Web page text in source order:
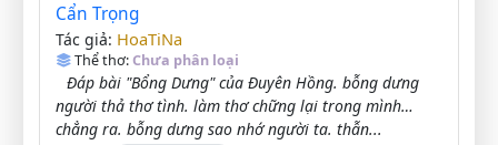
Cẩn Trọng
Tác giả: HoaTiNa
Thể thơ:Chưa phân loại
Đáp bài "Bổng Dưng" của Đuyên Hồng. bỗng dưng
người thả thơ tình. làm thơ chững lại trong mình…
chẳng ra. bỗng dưng sao nhớ người ta. thẫn...